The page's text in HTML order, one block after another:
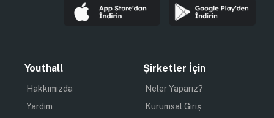
Youthall
Hakkımızda
Yardım
Şirketler İçin
Neler Yaparız?
Kurumsal Giriş